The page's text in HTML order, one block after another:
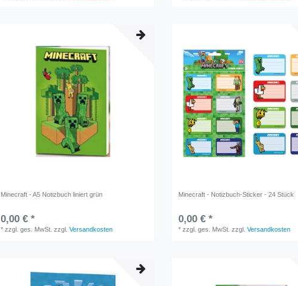
Minecraft - A5 Notizbuch liniert grün
0,00 € *
*zzgl. ges. MwSt. zzgl.Versandkosten
Minecraft - Notizbuch-Sticker - 24 Stück
0,00 € *
*zzgl. ges. MwSt. zzgl.Versandkosten